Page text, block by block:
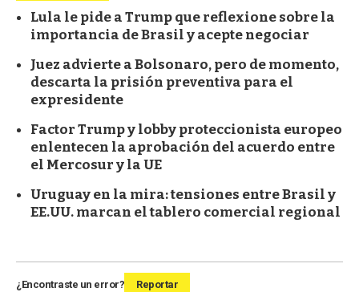
Lula le pide a Trump que reflexione sobre la
importancia de Brasil y acepte negociar
Juez advierte a Bolsonaro, pero de momento,
descarta la prisión preventiva para el
expresidente
Factor Trump y lobby proteccionista europeo
enlentecen la aprobación del acuerdo entre
el Mercosur y la UE
Uruguay en la mira: tensiones entre Brasil y
EE.UU. marcan el tablero comercial regional
¿Encontraste un error? Reportar